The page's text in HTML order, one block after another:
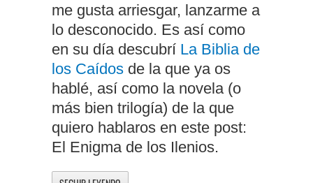
me gusta arriesgar, lanzarme a
lo desconocido. Es así como
en su día descubrí La Biblia de
los Caídos de la que ya os
hablé, así como la novela (o
más bien trilogía) de la que
quiero hablaros en este post:
El Enigma de los Ilenios.